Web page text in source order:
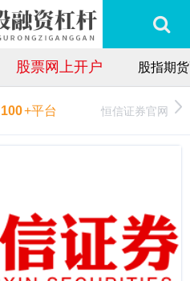
股票网上开户 股指期
100+平台 恒信证券官网